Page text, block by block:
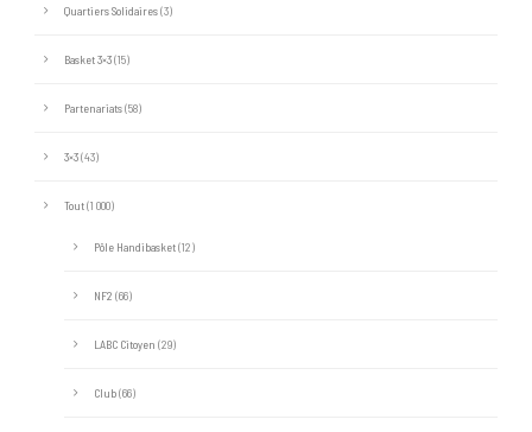
Quartiers Solidaires(3)
Basket 3×3(15)
Partenariats(58)
3×3(43)
Tout(1 000)
Pôle Handibasket(12)
NF2 (66)
LABC Citoyen (29)
Club(66)